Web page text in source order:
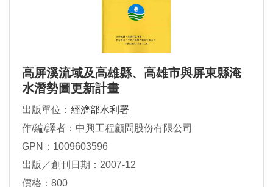
高屏溪流域及高雄縣、高雄市與屏東縣淹
水潛勢圖更新計畫
出版單位： 經濟部水利署
作/編/譯者：中興工程顧問股份有限公司
GPN：1009603596
出版／創刊日期：2007-12
價格：800